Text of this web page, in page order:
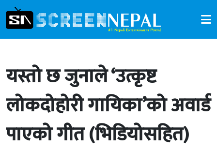
यस्तो छ जुनाले ‘उत्कृष्ट
लोकदोहोरी गायिका’को अवार्ड
पाएको गीत (भिडियोसहित)